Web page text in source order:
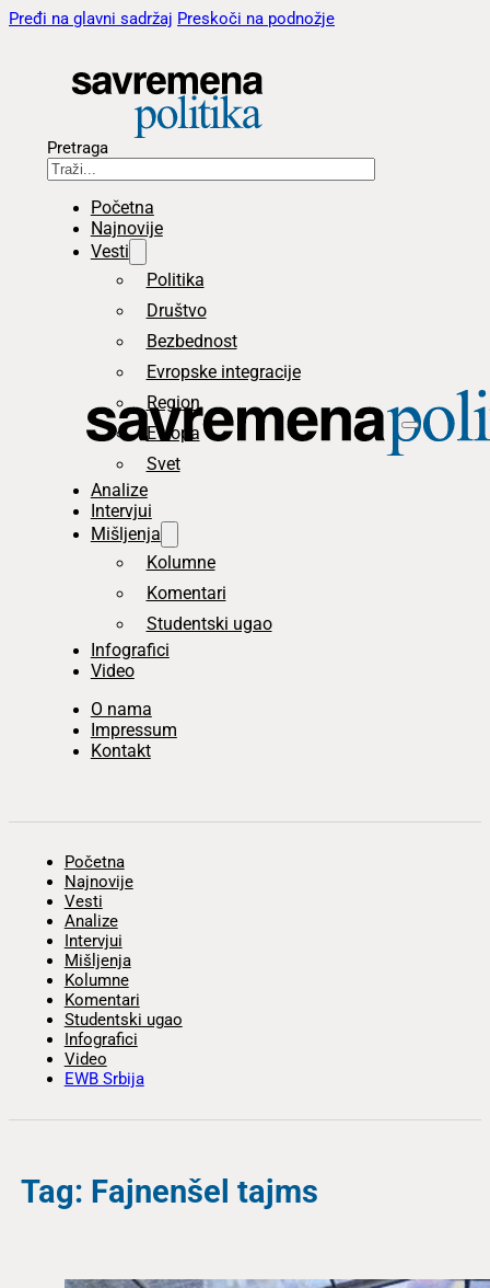
Pređi na glavni sadržaj Preskoči na podnožje
Pretraga
Početna
Najnovije
Vesti
Politika
Društvo
Bezbednost
Evropske integracije
Region
Evropa
Svet
Analize
Intervjui
Mišljenja
Kolumne
Komentari
Studentski ugao
Infografici
Video
O nama
Impressum
Kontakt
Početna
Najnovije
Vesti
Analize
Intervjui
Mišljenja
Kolumne
Komentari
Studentski ugao
Infografici
Video
EWB Srbija
Tag: Fajnenšel tajms